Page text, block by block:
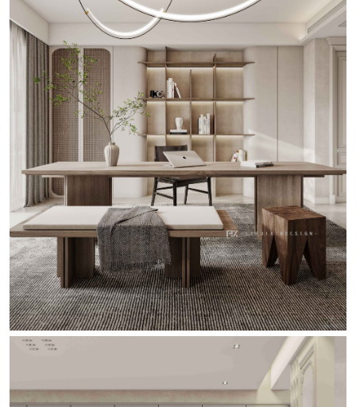
服务优势
服务体系 业主故事
软装设计
软装设计案例 软装设计师 软装生活